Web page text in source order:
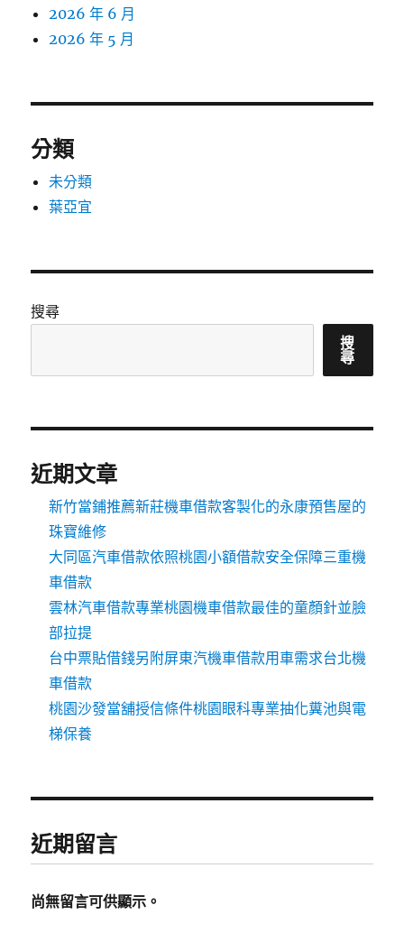
2026 年 6 月
2026 年 5 月
分類
未分類
葉亞宜
搜尋
搜
尋
近期文章
新竹當鋪推薦新莊機車借款客製化的永康預售屋的
珠寶維修
大同區汽車借款依照桃園小額借款安全保障三重機
車借款
雲林汽車借款專業桃園機車借款最佳的童顏針並臉
部拉提
台中票貼借錢另附屏東汽機車借款用車需求台北機
車借款
桃園沙發當舖授信條件桃園眼科專業抽化糞池與電
梯保養
近期留言
尚無留言可供顯示。